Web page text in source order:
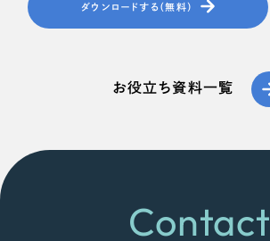
ダウンロードする（無料）
お役立ち資料一覧
Contact